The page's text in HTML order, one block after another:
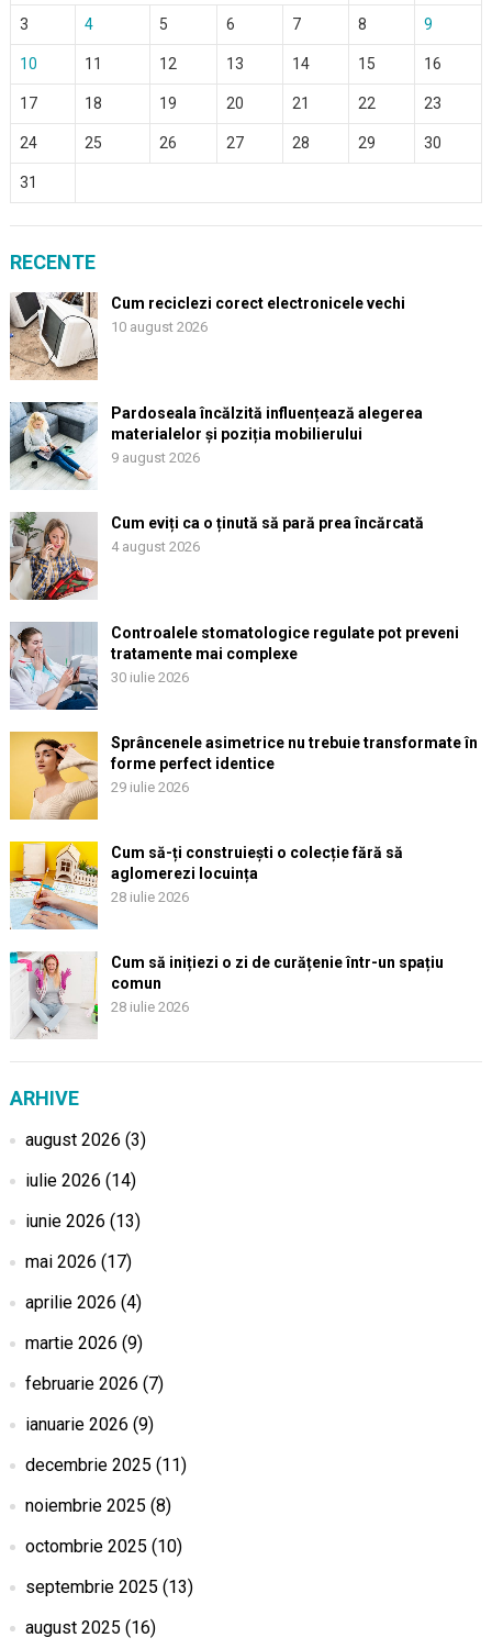
3 4 5 6 7 8 9
10 11 12 13 14 15 16
17 18 19 20 21 22 23
24 25 26 27 28 29 30
31
RECENTE
Cum reciclezi corect electronicele vechi
10 august 2026
Pardoseala încălzită influențează alegerea
materialelor și poziția mobilierului
9 august 2026
Cum eviți ca o ținută să pară prea încărcată
4 august 2026
Controalele stomatologice regulate pot preveni
tratamente mai complexe
30 iulie 2026
Sprâncenele asimetrice nu trebuie transformate în
forme perfect identice
29 iulie 2026
Cum să-ți construiești o colecție fără să
aglomerezi locuința
28 iulie 2026
Cum să inițiezi o zi de curățenie într-un spațiu
comun
28 iulie 2026
ARHIVE
august 2026 (3)
iulie 2026 (14)
iunie 2026 (13)
mai 2026 (17)
aprilie 2026 (4)
martie 2026 (9)
februarie 2026 (7)
ianuarie 2026 (9)
decembrie 2025 (11)
noiembrie 2025 (8)
octombrie 2025 (10)
septembrie 2025 (13)
august 2025 (16)